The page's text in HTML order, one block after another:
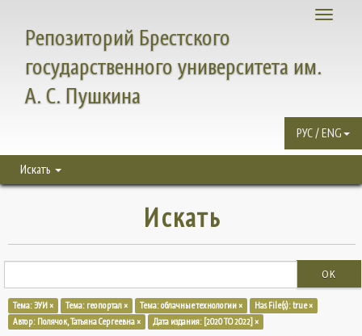
Toggle
Репозиторий Брестского
государственного университета им.
А. С. Пушкина
РУС / ENG
Искать
Искать
OK
Тема: ЭУИ × Тема: геопортал × Тема: облачные технологии ×
Has File(s): true ×
Автор: Полячок, Татьяна Сергеевна ×
Дата издания: [2020 TO 2022] ×